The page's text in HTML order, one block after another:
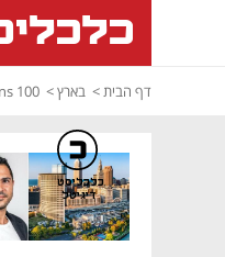
דף הבית בארץ 100
כלכליסט
דיגיטל